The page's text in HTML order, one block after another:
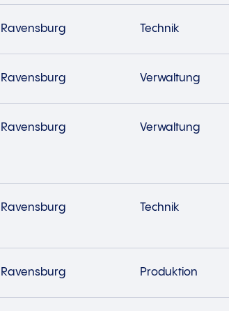
Ravensburg Technik
Ravensburg Verwaltung
Ravensburg Verwaltung
Ravensburg Technik
Ravensburg Produktion